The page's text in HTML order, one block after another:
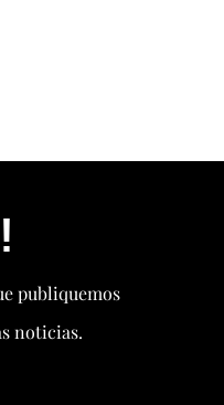
publiquemos
noticias.